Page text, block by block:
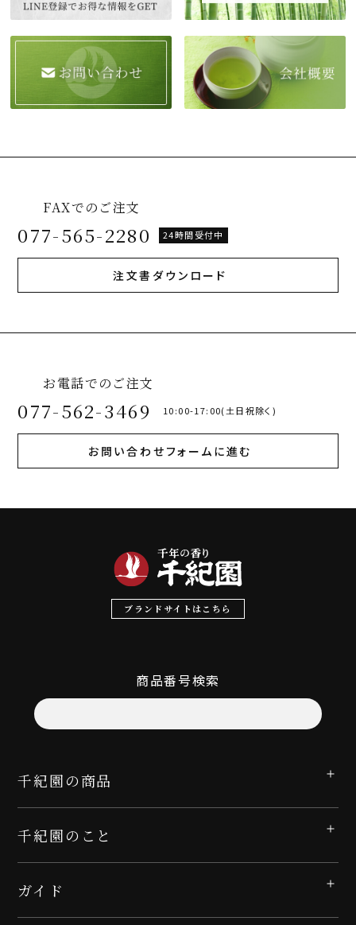
FAXでのご注文
077-565-2280 24時間受付中
注文書ダウンロード
お電話でのご注文
077-562-3469 10:00-17:00(土日祝除く)
お問い合わせフォームに進む
ブランドサイトはこちら
商品番号検索
千紀園の商品
千紀園のこと
ガイド